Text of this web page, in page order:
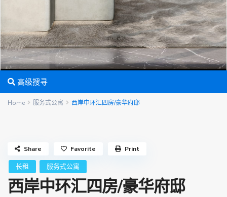
高级搜寻
Home 服务式公寓 西岸中环汇四房/豪华府邸
长租 服务式公寓
西岸中环汇四房/豪华府邸
Share Favorite Print